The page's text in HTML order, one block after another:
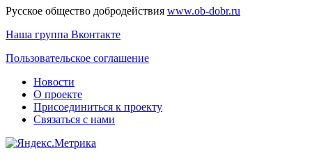
Русское общество добродействия www.ob-dobr.ru
Наша группа Вконтакте
Пользовательское соглашение
Новости
О проекте
Присоединиться к проекту
Связаться с нами